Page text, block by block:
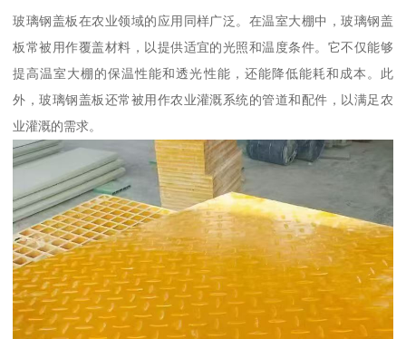
玻璃钢盖板在农业领域的应用同样广泛。在温室大棚中，玻璃钢盖
板常被用作覆盖材料，以提供适宜的光照和温度条件。它不仅能够
提高温室大棚的保温性能和透光性能，还能降低能耗和成本。此
外，玻璃钢盖板还常被用作农业灌溉系统的管道和配件，以满足农
业灌溉的需求。